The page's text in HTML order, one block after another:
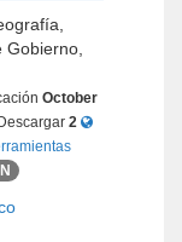
October
Descargar 2